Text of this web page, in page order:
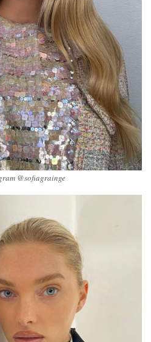
@sofiagrainge